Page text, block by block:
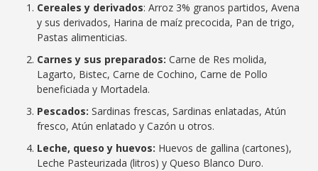
Cereales y derivados: Arroz 3% granos partidos, Avena
y sus derivados, Harina de maíz precocida, Pan de trigo,
Pastas alimenticias.
Carnes y sus preparados:Carne de Res molida,
Lagarto, Bistec, Carne de Cochino, Carne de Pollo
beneficiada y Mortadela.
Pescados:Sardinas frescas, Sardinas enlatadas, Atún
fresco, Atún enlatado y Cazón u otros.
Leche, queso y huevos: Huevos de gallina (cartones),
Leche Pasteurizada (litros) y Queso Blanco Duro.